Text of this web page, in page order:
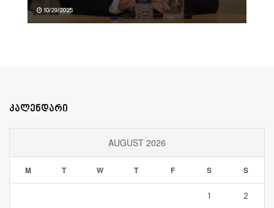
10/29/2025
კალენდარი
AUGUST 2026
M T W T F S S
1 2